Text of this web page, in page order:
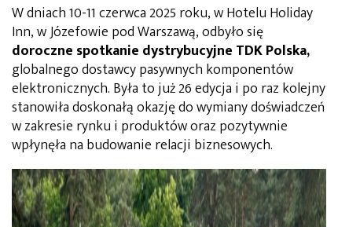
W dniach 10-11 czerwca 2025 roku, w Hotelu Holiday
Inn, w Józefowie pod Warszawą, odbyło się
doroczne spotkanie dystrybucyjne TDK Polska,
globalnego dostawcy pasywnych komponentów
elektronicznych. Była to już 26 edycja i po raz kolejny
stanowiła doskonałą okazję do wymiany doświadczeń
w zakresie rynku i produktów oraz pozytywnie
wpłynęła na budowanie relacji biznesowych.